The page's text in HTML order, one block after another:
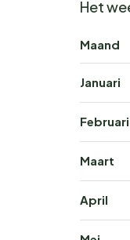
Het
Maand
Januari
Februari
Maart
April